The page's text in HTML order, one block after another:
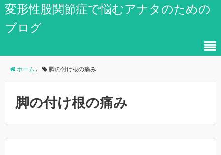
変形性股関節症で悩むアナタのための
ブログ
ホーム / 脚の付け根の痛み
脚の付け根の痛み